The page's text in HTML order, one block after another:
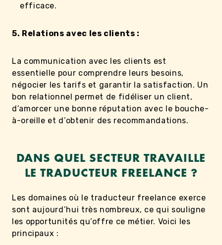
efficace.
5. Relations avec les clients :
La communication avec les clients est
essentielle pour comprendre leurs besoins,
négocier les tarifs et garantir la satisfaction. Un
bon relationnel permet de fidéliser un client,
d’amorcer une bonne réputation avec le bouche-
à-oreille et d’obtenir des recommandations.
DANS QUEL SECTEUR TRAVAILLE
LE TRADUCTEUR FREELANCE ?
Les domaines où le traducteur freelance exerce
sont aujourd’hui très nombreux, ce qui souligne
les opportunités qu’offre ce métier. Voici les
principaux :